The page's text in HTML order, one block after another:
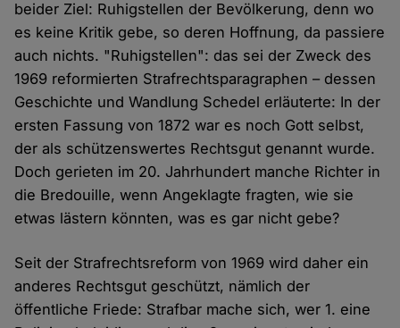
beider Ziel: Ruhigstellen der Bevölkerung, denn wo
es keine Kritik gebe, so deren Hoffnung, da passiere
auch nichts. "Ruhigstellen": das sei der Zweck des
1969 reformierten Strafrechtsparagraphen – dessen
Geschichte und Wandlung Schedel erläuterte: In der
ersten Fassung von 1872 war es noch Gott selbst,
der als schützenswertes Rechtsgut genannt wurde.
Doch gerieten im 20. Jahrhundert manche Richter in
die Bredouille, wenn Angeklagte fragten, wie sie
etwas lästern könnten, was es gar nicht gebe?
Seit der Strafrechtsreform von 1969 wird daher ein
anderes Rechtsgut geschützt, nämlich der
öffentliche Friede: Strafbar mache sich, wer 1. eine